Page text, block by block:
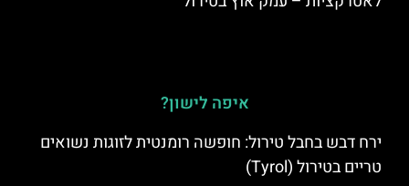
איפה לישון?
ירח דבש בחבל טירול: חופשה רומנטית לזוגות נשואים
טריים בטירול (Tyrol)